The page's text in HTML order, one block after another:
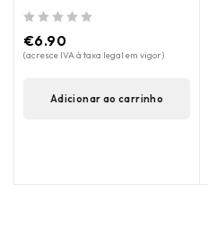
€6.90
(acresce IVA à taxa legal em vigor)
Adicionar ao carrinho